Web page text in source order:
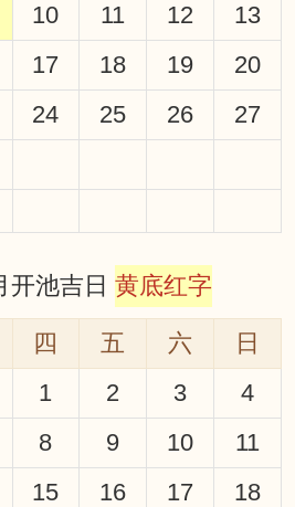
10 11 12
13
17 18 19
20
24 25 26
27
开池吉日 黄底红字
四 五 六
日
1
2 3
4
8 9 10
11
15 16 17
18